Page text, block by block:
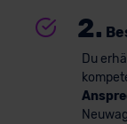
2.
Du